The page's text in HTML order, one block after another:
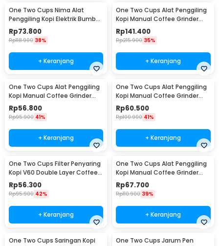
One Two Cups Nima Alat
Penggiling Kopi Elektrik Bumbu
Coffee Grinder - NM-8300
Rp73.800
Rp118.900 38%
+ Keranjang
One Two Cups Alat Penggiling
Kopi Manual Coffee Grinder
Wood 30g - CW85532
Rp141.400
Rp215.900 35%
+ Keranjang
One Two Cups Alat Penggiling
Kopi Manual Coffee Grinder
160ml - CF012
Rp56.800
Rp95.900 41%
+ Keranjang
One Two Cups Alat Penggiling
Kopi Manual Coffee Grinder
Adjustable - RHNHA0176
Rp60.500
Rp100.900 41%
+ Keranjang
One Two Cups Filter Penyaring
Kopi V60 Double Layer Coffee
Filter - FS-40S
Rp56.300
Rp95.900 42%
+ Keranjang
One Two Cups Alat Penggiling
Kopi Manual Coffee Grinder
Adjustable - CF4146
Rp67.700
Rp110.900 39%
+ Keranjang
One Two Cups Saringan Kopi
One Two Cups Jarum Pen